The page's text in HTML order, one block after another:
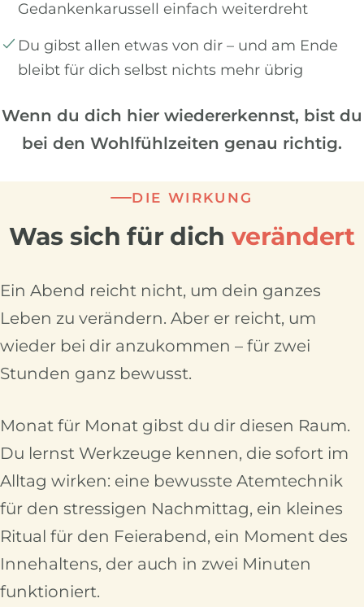
Gedankenkarussell einfach weiterdreht
Du gibst allen etwas von dir – und am Ende
bleibt für dich selbst nichts mehr übrig
Wenn du dich hier wiedererkennst, bist du
bei den Wohlfühlzeiten genau richtig.
DIE WIRKUNG
Was sich für dich verändert
Ein Abend reicht nicht, um dein ganzes
Leben zu verändern. Aber er reicht, um
wieder bei dir anzukommen – für zwei
Stunden ganz bewusst.
Monat für Monat gibst du dir diesen Raum.
Du lernst Werkzeuge kennen, die sofort im
Alltag wirken: eine bewusste Atemtechnik
für den stressigen Nachmittag, ein kleines
Ritual für den Feierabend, ein Moment des
Innehaltens, der auch in zwei Minuten
funktioniert.